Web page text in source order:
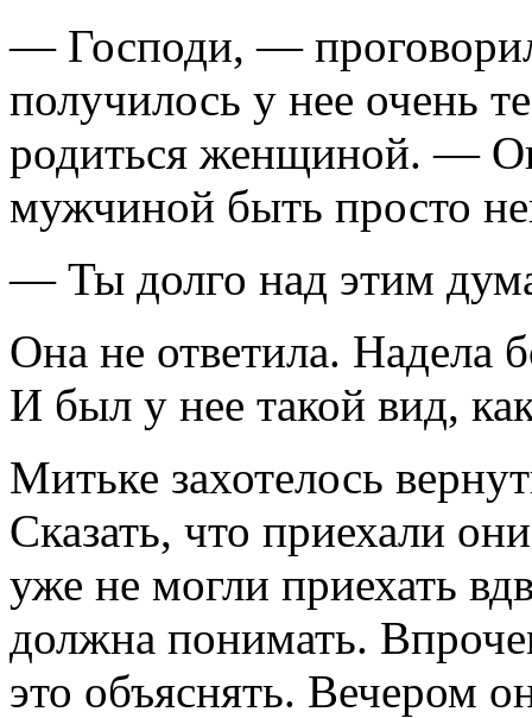
— Господи, —
получилось у нее очень
родиться женщиной. —
мужчиной быть просто
— Ты долго над этим
Она не ответила. Надела
И был у нее такой вид,
Митьке захотелось
Сказать, что приехали
уже не могли приехать
должна понимать.
это объяснять. Вечером